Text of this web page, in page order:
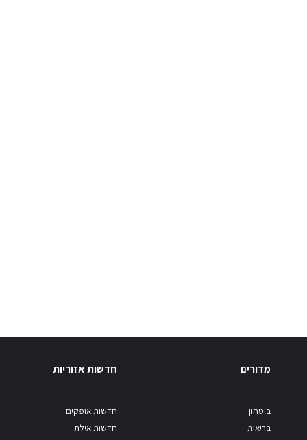
מדורים
ביטחון
בריאות
חדשות אזוריות
חדשות אופקים
חדשות אילת